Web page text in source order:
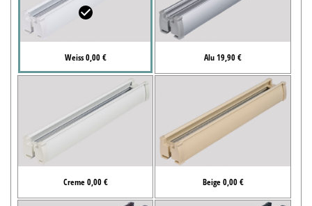
Weiss 0,00 € Alu 19,90 €
Creme 0,00 € Beige 0,00 €